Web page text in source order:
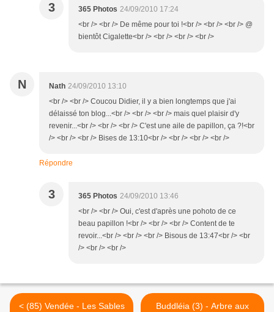
3 365 Photos 24/09/2010 17:24
<br /> <br /> De même pour toi !<br /> <br /> <br /> @
bientôt Cigalette<br /> <br /> <br /> <br />
N Nath 24/09/2010 13:10
<br /> <br /> Coucou Didier, il y a bien longtemps que j'ai
délaissé ton blog...<br /> <br /> <br /> mais quel plaisir d'y
revenir...<br /> <br /> <br /> C'est une aile de papillon, ça ?!<br
/> <br /> <br /> Bises de 13:10<br /> <br /> <br /> <br />
Répondre
3 365 Photos 24/09/2010 13:46
<br /> <br /> Oui, c'est d'après une pohoto de ce
beau papillon !<br /> <br /> <br /> Content de te
revoir...<br /> <br /> <br /> Bisous de 13:47<br /> <br
/> <br /> <br />
< (85) Vendée - Les Sables
Buddléia (3) - Arbre aux